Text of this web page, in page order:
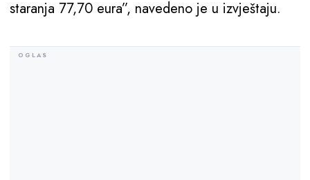
staranja 77,70 eura”, navedeno je u izvještaju.